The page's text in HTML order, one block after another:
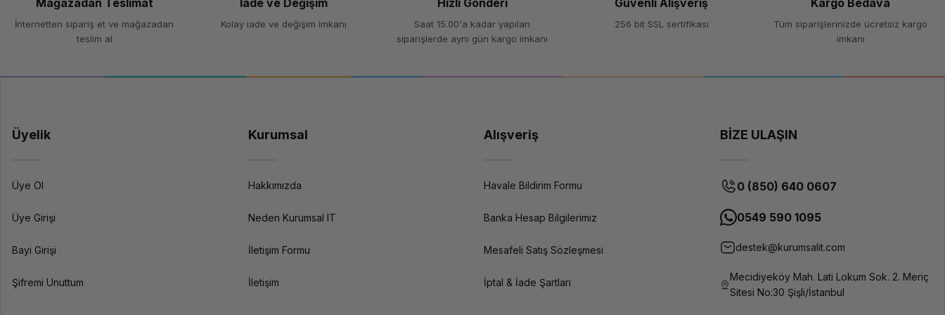
Mağazadan Teslimat
İnternetten sipariş et ve mağazadan
teslim al
İade ve Değişim
Kolay iade ve değişim imkanı
Hızlı Gönderi
Saat 15.00'a kadar yapılan
siparişlerde aynı gün kargo imkanı
Güvenli Alışveriş
256 bit SSL sertifikası
Kargo Bedava
Tüm siparişlerinizde ücretsiz kargo
imkanı
Üyelik
Üye Ol
Üye Girişi
Bayi Girişi
Şifremi Unuttum
Kurumsal
Hakkımızda
Neden Kurumsal IT
İletişim Formu
İletişim
Alışveriş
Havale Bildirim Formu
Banka Hesap Bilgilerimiz
Mesafeli Satış Sözleşmesi
İptal & İade Şartları
BİZE ULAŞIN
0 (850) 640 0607
0549 590 1095
destek@kurumsalit.com
Mecidiyeköy Mah. Lati Lokum Sok. 2. Meriç
Sitesi No:30 Şişli/İstanbul